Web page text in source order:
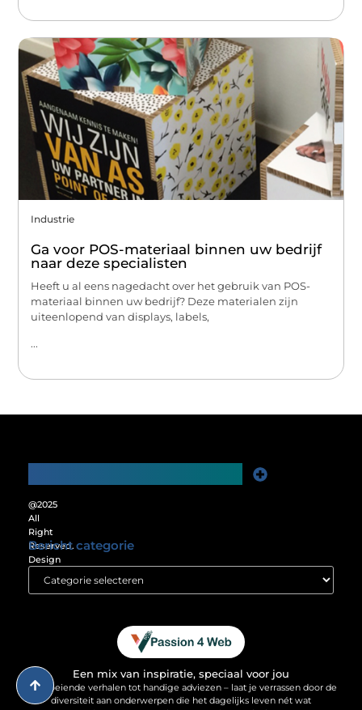
Industrie
Ga voor POS-materiaal binnen uw bedrijf
naar deze specialisten
Heeft u al eens nagedacht over het gebruik van POS-
materiaal binnen uw bedrijf? Deze materialen zijn
uiteenlopend van displays, labels,
...
@2025
All
Right
Reserved.
Design
www.passion4web.nl.
Bericht categorie
Een mix van inspiratie, speciaal voor jou
Van boeiende verhalen tot handige adviezen – laat je verrassen door de
diversiteit aan onderwerpen die het dagelijks leven nét wat